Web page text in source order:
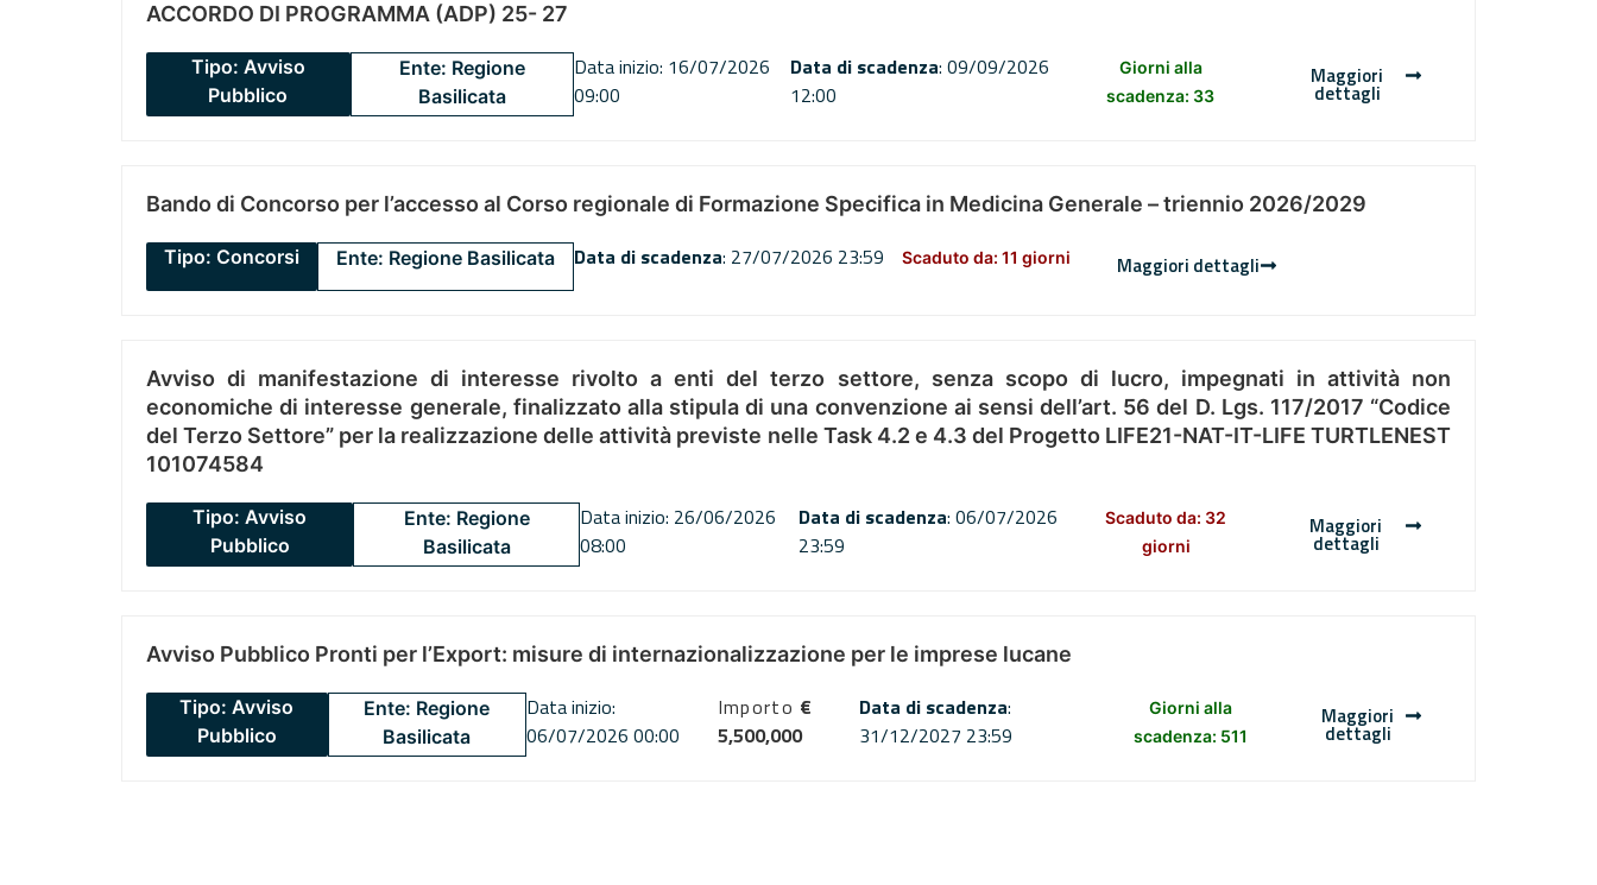
ACCORDO DI PROGRAMMA (ADP) 25- 27
Tipo: Avviso
Pubblico
Ente: Regione
Basilicata
Data inizio: 16/07/2026
09:00
Data di scadenza: 09/09/2026
12:00
Giorni alla
scadenza: 33
Maggiori
dettagli
Bando di Concorso per l’accesso al Corso regionale di Formazione Specifica in Medicina Generale – triennio 2026/2029
Tipo: Concorsi Ente: Regione Basilicata Data di scadenza: 27/07/2026 23:59 Scaduto da: 11 giorni Maggiori dettagli
Avviso di manifestazione di interesse rivolto a enti del terzo settore, senza scopo di lucro, impegnati in attività non
economiche di interesse generale, finalizzato alla stipula di una convenzione ai sensi dell’art. 56 del D. Lgs. 117/2017 “Codice
del Terzo Settore” per la realizzazione delle attività previste nelle Task 4.2 e 4.3 del Progetto LIFE21-NAT-IT-LIFE TURTLENEST
101074584
Tipo: Avviso
Pubblico
Ente: Regione
Basilicata
Data inizio: 26/06/2026
08:00
Data di scadenza: 06/07/2026
23:59
Scaduto da: 32
giorni
Maggiori
dettagli
Avviso Pubblico Pronti per l’Export: misure di internazionalizzazione per le imprese lucane
Tipo: Avviso
Pubblico
Ente: Regione
Basilicata
Data inizio:
06/07/2026 00:00
Importo €
5,500,000
Data di scadenza:
31/12/2027 23:59
Giorni alla
scadenza: 511
Maggiori
dettagli